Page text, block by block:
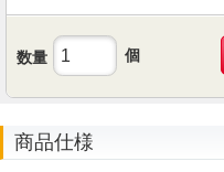
数量 個
商品仕様